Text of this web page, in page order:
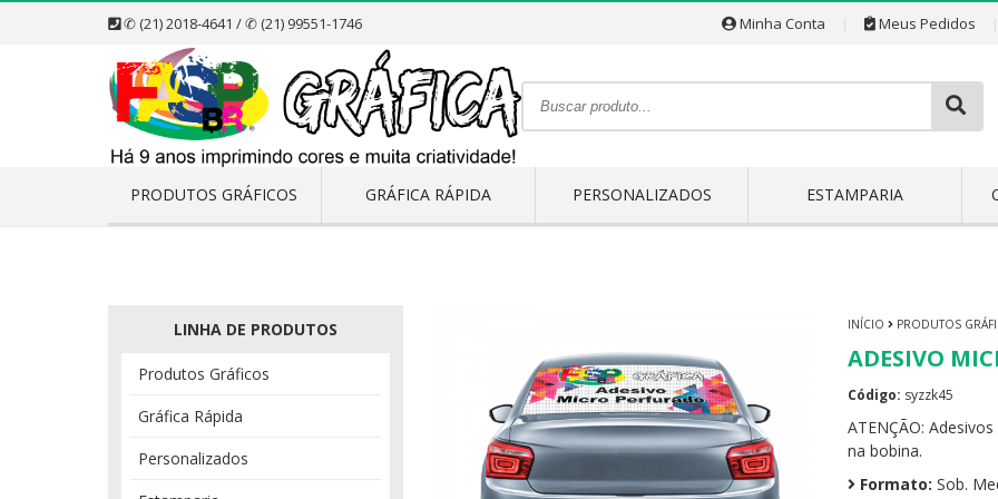
✆ (21) 2018-4641 / ✆ (21) 99551-1746 Minha Conta Meus Pedidos
PRODUTOS GRÁFICOS GRÁFICA RÁPIDA PERSONALIZADOS ESTAMPARIA
LINHA DE PRODUTOS
Produtos Gráficos
Gráfica Rápida
Personalizados
INÍCIO PRODUTOS
ADESIVO
Código: syzzk45
ATENÇÃO:
na bobina.
Formato: Sob.